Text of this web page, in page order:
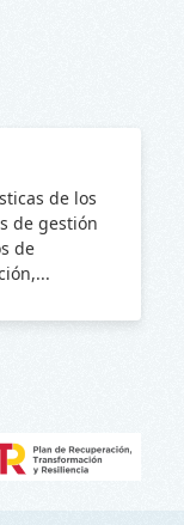
de los
de gestión
de